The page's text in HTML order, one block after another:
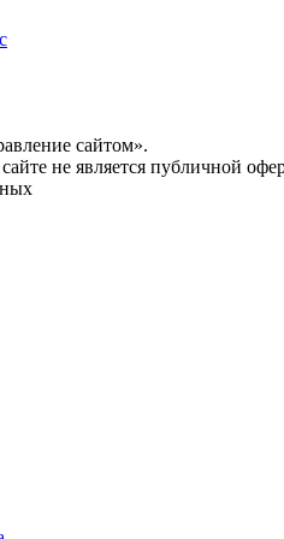
сайтом».
не является публичной